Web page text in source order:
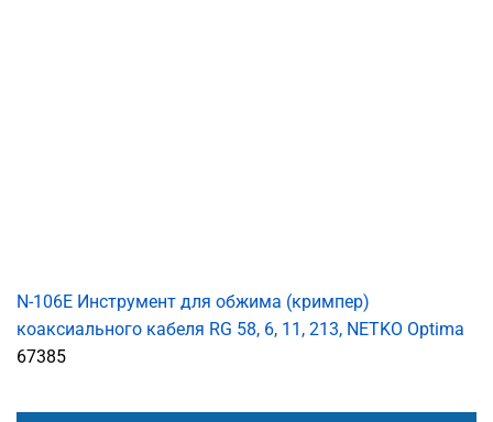
N-106E Инструмент для обжима (кримпер)
коаксиального кабеля RG 58, 6, 11, 213, NETKO Optima
67385